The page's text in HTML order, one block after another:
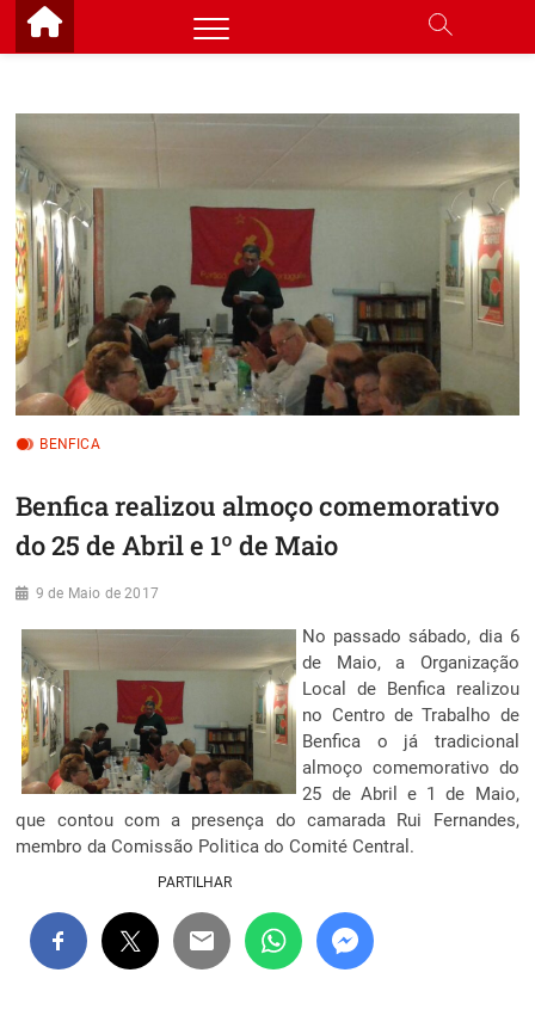
Skip
BENFICA
Benfica realizou almoço comemorativo
do 25 de Abril e 1º de Maio
9 de Maio de 2017
No passado sábado, dia 6
de Maio, a Organização
Local de Benfica realizou
no Centro de Trabalho de
Benfica o já tradicional
almoço comemorativo do
25 de Abril e 1 de Maio,
que contou com a presença do camarada Rui Fernandes,
membro da Comissão Politica do Comité Central.
PARTILHAR